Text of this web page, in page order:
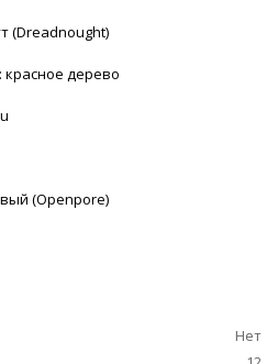
(Dreadnought)
дерево
(Openpore)
Нет